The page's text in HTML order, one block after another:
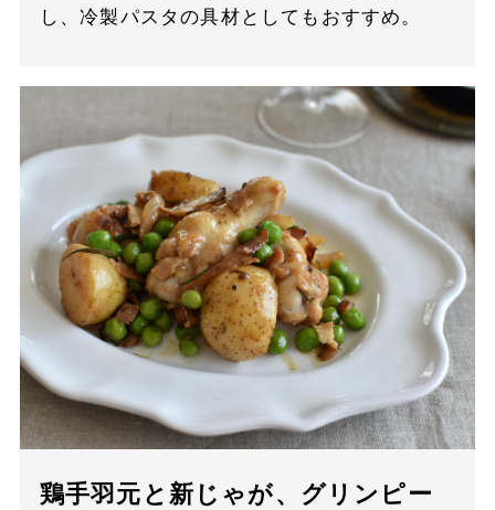
し、冷製パスタの具材としてもおすすめ。
鶏手羽元と新じゃが、グリンピー